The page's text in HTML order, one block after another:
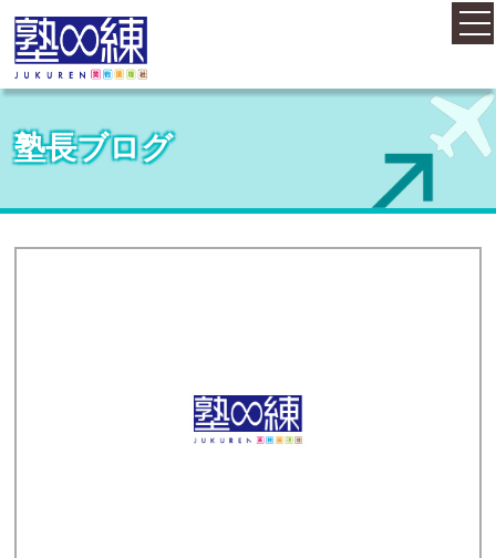
ホーム
コース案内
料金案内
塾長ブログ